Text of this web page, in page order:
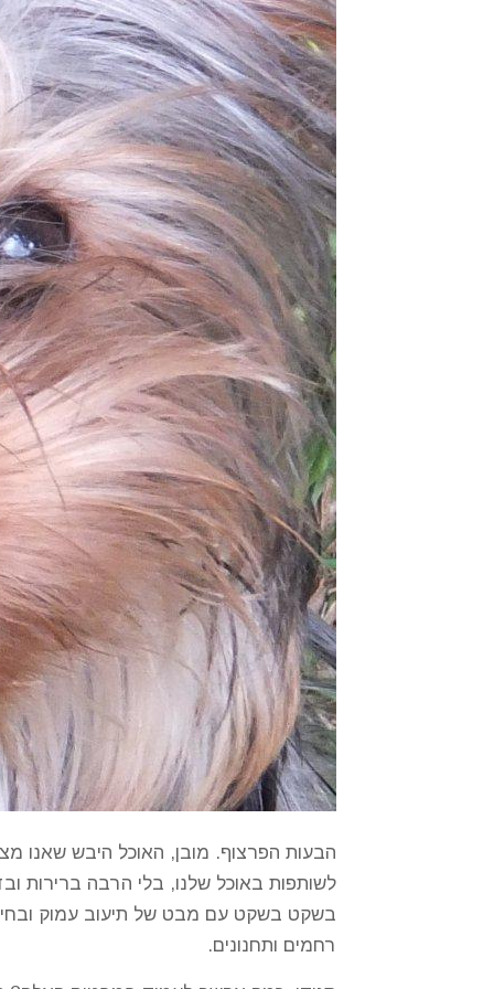
הבעות הפרצוף. מובן, האוכל היבש שאנו
לשותפות באוכל שלנו, בלי הרבה ברירות
בשקט בשקט עם מבט של תיעוב עמוק
רחמים ותחנונים.